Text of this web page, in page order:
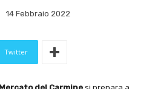
14 Febbraio 2022
Twitter